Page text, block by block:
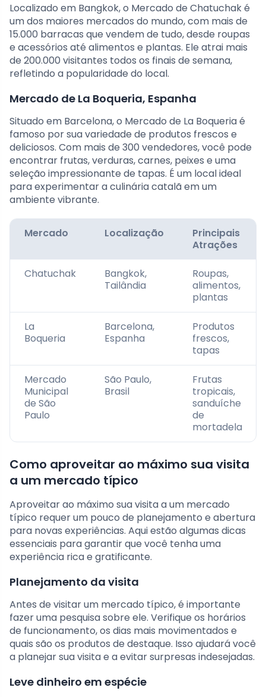
Localizado em Bangkok, o Mercado de Chatuchak é
um dos maiores mercados do mundo, com mais de
15.000 barracas que vendem de tudo, desde roupas
e acessórios até alimentos e plantas. Ele atrai mais
de 200.000 visitantes todos os finais de semana,
refletindo a popularidade do local.
Mercado de La Boqueria, Espanha
Situado em Barcelona, o Mercado de La Boqueria é
famoso por sua variedade de produtos frescos e
deliciosos. Com mais de 300 vendedores, você pode
encontrar frutas, verduras, carnes, peixes e uma
seleção impressionante de tapas. É um local ideal
para experimentar a culinária catalã em um
ambiente vibrante.
Mercado Localização
Principais
Atrações
Chatuchak
Bangkok,
Tailândia
Roupas,
alimentos,
plantas
La
Boqueria
Barcelona,
Espanha
Produtos
frescos,
tapas
Mercado
Municipal
de São
Paulo
São Paulo,
Brasil
Frutas
tropicais,
sanduíche
de
mortadela
Como aproveitar ao máximo sua visita
a um mercado típico
Aproveitar ao máximo sua visita a um mercado
típico requer um pouco de planejamento e abertura
para novas experiências. Aqui estão algumas dicas
essenciais para garantir que você tenha uma
experiência rica e gratificante.
Planejamento da visita
Antes de visitar um mercado típico, é importante
fazer uma pesquisa sobre ele. Verifique os horários
de funcionamento, os dias mais movimentados e
quais são os produtos de destaque. Isso ajudará você
a planejar sua visita e a evitar surpresas indesejadas.
Leve dinheiro em espécie